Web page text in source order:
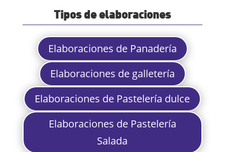
Tipos de elaboraciones
Elaboraciones de Panadería
Elaboraciones de galletería
Elaboraciones de Pastelería dulce
Elaboraciones de Pastelería
Salada